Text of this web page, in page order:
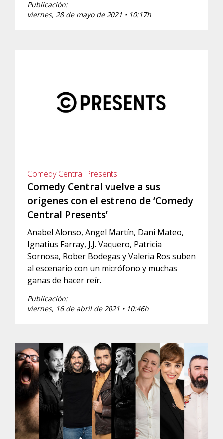
Publicación:
viernes, 28 de mayo de 2021 • 10:17h
Comedy Central Presents
Comedy Central vuelve a sus
orígenes con el estreno de ‘Comedy
Central Presents’
Anabel Alonso, Angel Martín, Dani Mateo,
Ignatius Farray, J.J. Vaquero, Patricia
Sornosa, Rober Bodegas y Valeria Ros suben
al escenario con un micrófono y muchas
ganas de hacer reír.
Publicación:
viernes, 16 de abril de 2021 • 10:46h